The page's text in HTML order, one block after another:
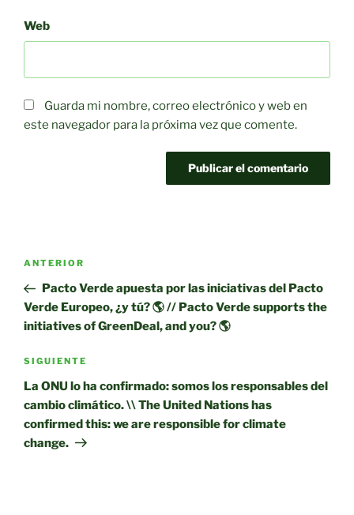
Web
Guarda mi nombre, correo electrónico y web en
este navegador para la próxima vez que comente.
Navegación
entradas
Entrada
anterior:
ANTERIOR
Pacto Verde apuesta por las iniciativas del Pacto
Verde Europeo, ¿y tú? 🌎 // Pacto Verde supports the
initiatives of GreenDeal, and you? 🌎
Siguiente
entrada
SIGUIENTE
La ONU lo ha confirmado: somos los responsables del
cambio climático. \\ The United Nations has
confirmed this: we are responsible for climate
change.